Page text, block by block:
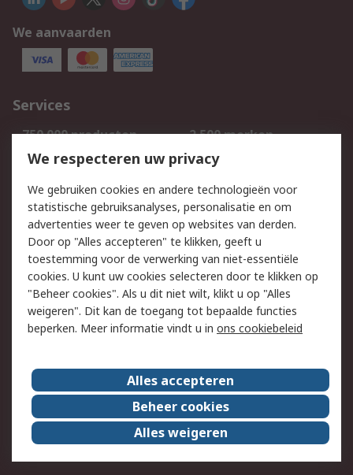
We aanvaarden
Services
750.000 producten
2.500 merken
Bestellen
Inkoopoplossingen
Track & Trace
Wettelijk
Cookiebeleid
Email veiligheid
Privacybeleid
Websitevoorwaarden
Algemene
verkoopvoorwaarden
Over RS
RS Group
Over ons
RS wereldwijd
Werken bij RS
ESG
We respecteren uw privacy
We gebruiken cookies en andere technologieën voor
statistische gebruiksanalyses, personalisatie en om
advertenties weer te geven op websites van derden.
Door op "Alles accepteren" te klikken, geeft u
toestemming voor de verwerking van niet-essentiële
cookies. U kunt uw cookies selecteren door te klikken op
"Beheer cookies". Als u dit niet wilt, klikt u op "Alles
weigeren". Dit kan de toegang tot bepaalde functies
beperken. Meer informatie vindt u in ons cookiebeleid
Alles accepteren
Beheer cookies
Alles weigeren